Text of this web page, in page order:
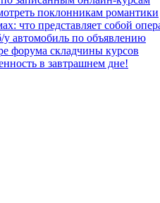
поклонникам романтики
что представляет собой
автомобиль по объявлению
форума складчины курсов
в завтрашнем дне!